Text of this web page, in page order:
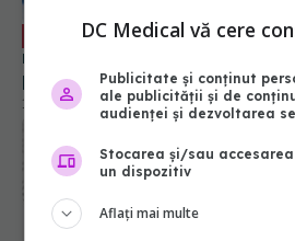
EXCLUSIV Pacienții asigurați, declarați
neasigurați. Sandra Alexiu:
pot primi consultații, rețete
de trimitere, nimic!
14 feb 2024, 15:12
DC Medical vă cere
Publicitate și conținut
ale publicității și de
audienței și dezvoltarea
Stocarea și/sau
un dispozitiv
Aflați mai multe